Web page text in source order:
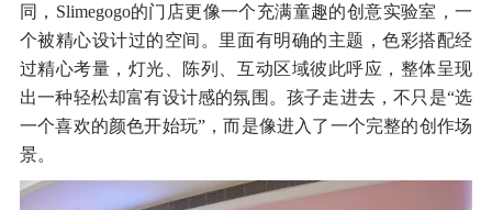
同，Slimegogo的门店更像一个充满童趣的创意实验室，一
个被精心设计过的空间。里面有明确的主题，色彩搭配经
过精心考量，灯光、陈列、互动区域彼此呼应，整体呈现
出一种轻松却富有设计感的氛围。孩子走进去，不只是“选
一个喜欢的颜色开始玩”，而是像进入了一个完整的创作场
景。